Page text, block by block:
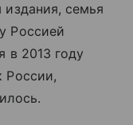
семья
Россией
в 2013 году
России,